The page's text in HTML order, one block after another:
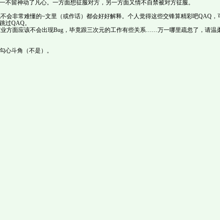
不留神动了凡心。一方面想征服对方，另一方面又情不自禁被对方征服。
会非常难懂的~文里（或作话）都会好好解释。个人觉得这些交锋算精彩吧QAQ，
过QAQ。
业方面应该不会出现Bug，毕竟跟三次元的工作有些关系……万一哪里疏忽了，请温
心斗角（不是）。